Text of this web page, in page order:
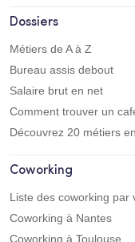
Dossiers
Métiers de A à Z
Bureau assis debout
Salaire brut en net
Comment trouver un
Découvrez 20 métiers
Coworking
Liste des coworking par
Coworking à Nantes
Coworking à Toulouse